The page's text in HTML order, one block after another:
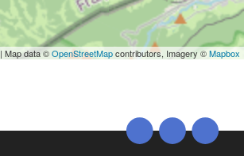
| Map data ©OpenStreetMapcontributors, Imagery ©Mapbox